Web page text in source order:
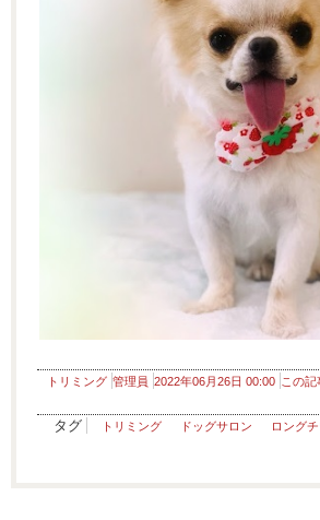
トリミング 管理員 2022年06月26日 00:00 この
タグ トリミング ドッグサロン ロング